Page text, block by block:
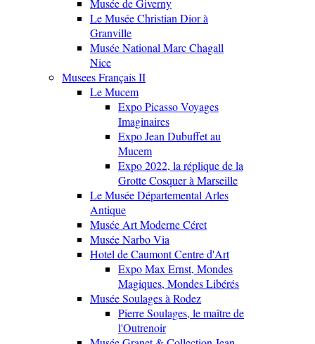
Musée de Giverny
Le Musée Christian Dior à
Granville
Musée National Marc Chagall
Nice
Musees Français II
Le Mucem
Expo Picasso Voyages
Imaginaires
Expo Jean Dubuffet au
Mucem
Expo 2022, la réplique de la
Grotte Cosquer à Marseille
Le Musée Départemental Arles
Antique
Musée Art Moderne Céret
Musée Narbo Via
Hotel de Caumont Centre d'Art
Expo Max Ernst, Mondes
Magiques, Mondes Libérés
Musée Soulages à Rodez
Pierre Soulages, le maître de
l'Outrenoir